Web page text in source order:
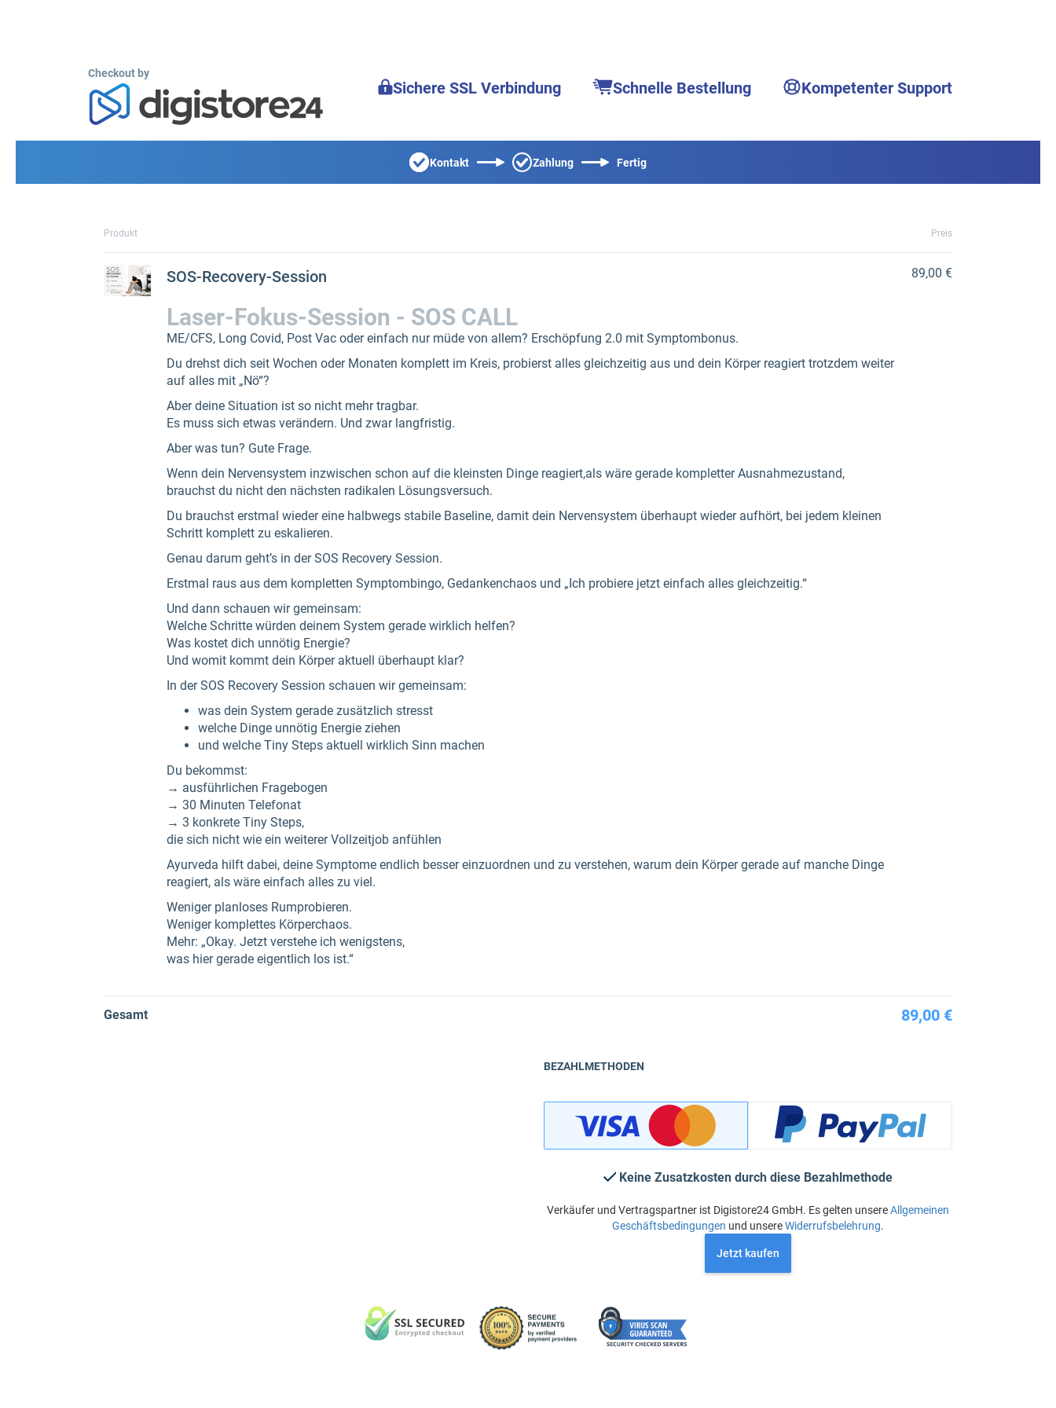
Checkout by
Sichere SSL Verbindung Schnelle Bestellung Kompetenter Support
Kontakt Zahlung Fertig
Produkt Preis
SOS-Recovery-Session
Laser-Fokus-Session - SOS CALL
ME/CFS, Long Covid, Post Vac oder einfach nur müde von allem? Erschöpfung 2.0 mit Symptombonus.
Du drehst dich seit Wochen oder Monaten komplett im Kreis, probierst alles gleichzeitig aus und dein Körper reagiert trotzdem weiter
auf alles mit „Nö“?
Aber deine Situation ist so nicht mehr tragbar.
Es muss sich etwas verändern. Und zwar langfristig.
Aber was tun? Gute Frage.
Wenn dein Nervensystem inzwischen schon auf die kleinsten Dinge reagiert,als wäre gerade kompletter Ausnahmezustand,
brauchst du nicht den nächsten radikalen Lösungsversuch.
Du brauchst erstmal wieder eine halbwegs stabile Baseline, damit dein Nervensystem überhaupt wieder aufhört, bei jedem kleinen
Schritt komplett zu eskalieren.
Genau darum geht’s in der SOS Recovery Session.
Erstmal raus aus dem kompletten Symptombingo, Gedankenchaos und „Ich probiere jetzt einfach alles gleichzeitig.“
Und dann schauen wir gemeinsam:
Welche Schritte würden deinem System gerade wirklich helfen?
Was kostet dich unnötig Energie?
Und womit kommt dein Körper aktuell überhaupt klar?
In der SOS Recovery Session schauen wir gemeinsam:
was dein System gerade zusätzlich stresst
welche Dinge unnötig Energie ziehen
und welche Tiny Steps aktuell wirklich Sinn machen
Du bekommst:
→ ausführlichen Fragebogen
→ 30 Minuten Telefonat
→ 3 konkrete Tiny Steps,
die sich nicht wie ein weiterer Vollzeitjob anfühlen
Ayurveda hilft dabei, deine Symptome endlich besser einzuordnen und zu verstehen, warum dein Körper gerade auf manche Dinge
reagiert, als wäre einfach alles zu viel.
Weniger planloses Rumprobieren.
Weniger komplettes Körperchaos.
Mehr: „Okay. Jetzt verstehe ich wenigstens,
was hier gerade eigentlich los ist.“
89,00 €
Gesamt 89,00 €
BEZAHLMETHODEN
Keine Zusatzkosten durch diese Bezahlmethode
Verkäufer und Vertragspartner ist Digistore24 GmbH. Es gelten unsereAllgemeinen
Geschäftsbedingungen und unsereWiderrufsbelehrung.
Jetzt kaufen